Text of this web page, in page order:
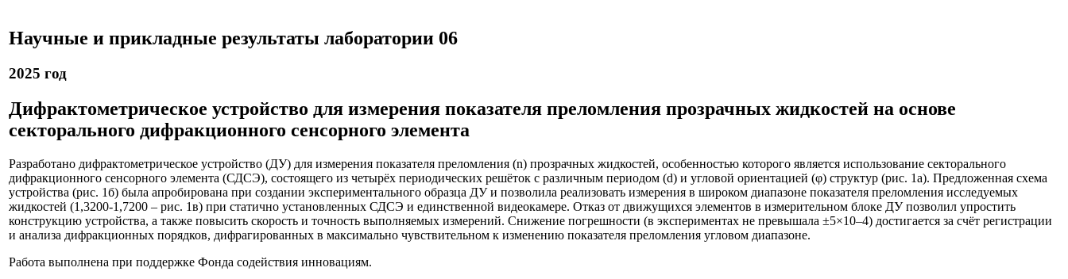
Научные и прикладные результаты лаборатории 06
2025 год
Дифрактометрическое устройство для измерения показателя преломления прозрачных жидкостей на основе
секторального дифракционного сенсорного элемента
Разработано дифрактометрическое устройство (ДУ) для измерения показателя преломления (n) прозрачных жидкостей, особенностью которого является использование секторального
дифракционного сенсорного элемента (СДСЭ), состоящего из четырёх периодических решёток с различным периодом (d) и угловой ориентацией (φ) структур (рис. 1а). Предложенная схема
устройства (рис. 1б) была апробирована при создании экспериментального образца ДУ и позволила реализовать измерения в широком диапазоне показателя преломления исследуемых
жидкостей (1,3200-1,7200 – рис. 1в) при статично установленных СДСЭ и единственной видеокамере. Отказ от движущихся элементов в измерительном блоке ДУ позволил упростить
конструкцию устройства, а также повысить скорость и точность выполняемых измерений. Снижение погрешности (в экспериментах не превышала ±5×10‒4) достигается за счёт регистрации
и анализа дифракционных порядков, дифрагированных в максимально чувствительном к изменению показателя преломления угловом диапазоне.
Работа выполнена при поддержке Фонда содействия инновациям.